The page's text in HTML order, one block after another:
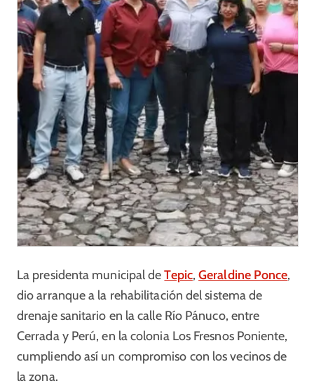
La presidenta municipal deTepic,Geraldine Ponce,
dio arranque a la rehabilitación del sistema de
drenaje sanitario en la calle Río Pánuco, entre
Cerrada y Perú, en la colonia Los Fresnos Poniente,
cumpliendo así un compromiso con los vecinos de
la zona.